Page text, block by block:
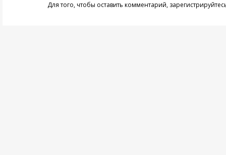
Для того, чтобы оставить комментарий,